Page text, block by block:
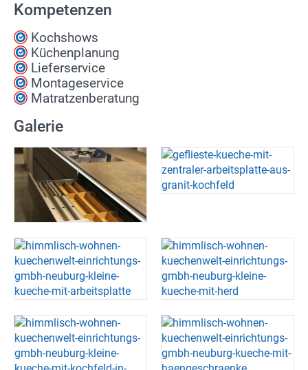
Kompetenzen
Kochshows
Küchenplanung
Lieferservice
Montageservice
Matratzenberatung
Galerie